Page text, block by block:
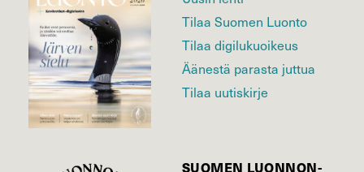
Tilaa Suomen Luonto
Tilaa digilukuoikeus
Äänestä parasta juttua
Tilaa uutiskirje
SUOMEN LUONNON­